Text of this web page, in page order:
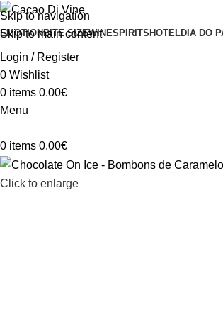
Skip to navigation
Skip to main content
EMOTIONBITE SIZEWINESPIRITS HOTELDIA DO
Login / Register
0 Wishlist
0 items 0.00€
Menu
0 items 0.00€
Click to enlarge